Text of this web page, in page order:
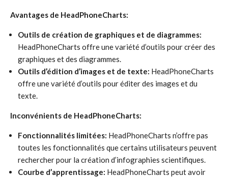
Avantages de HeadPhoneCharts:
Outils de création de graphiques et de diagrammes:
HeadPhoneCharts offre une variété d’outils pour créer des
graphiques et des diagrammes.
Outils d’édition d’images et de texte: HeadPhoneCharts
offre une variété d’outils pour éditer des images et du
texte.
Inconvénients de HeadPhoneCharts:
Fonctionnalités limitées: HeadPhoneCharts n’offre pas
toutes les fonctionnalités que certains utilisateurs peuvent
rechercher pour la création d’infographies scientifiques.
Courbe d’apprentissage: HeadPhoneCharts peut avoir